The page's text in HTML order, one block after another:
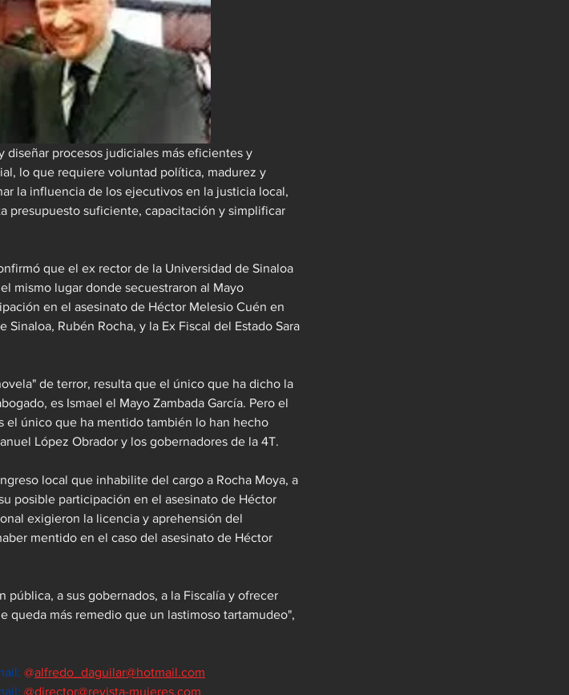
diseñar procesos judiciales más eficientes y
lo que requiere voluntad política, madurez y
la influencia de los ejecutivos en la justicia local,
presupuesto suficiente, capacitación y simplificar
que el ex rector de la Universidad de Sinaloa
mismo lugar donde secuestraron al Mayo
en el asesinato de Héctor Melesio Cuén en
Rubén Rocha, y la Ex Fiscal del Estado Sara
de terror, resulta que el único que ha dicho la
es Ismael el Mayo Zambada García. Pero el
el único que ha mentido también lo han hecho
López Obrador y los gobernadores de la 4T.
local que inhabilite del cargo a Rocha Moya, a
posible participación en el asesinato de Héctor
exigieron la licencia y aprehensión del
mentido en el caso del asesinato de Héctor
pública, a sus gobernados, a la Fiscalía y ofrecer
queda más remedio que un lastimoso tartamudeo",
@alfredo_daguilar@hotmail.com
@director@revista-mujeres.com